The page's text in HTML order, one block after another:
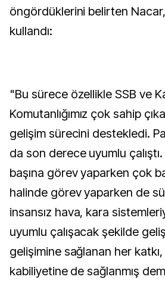
öngördüklerini belirten
kullandı:
"Bu sürece özellikle SSB ve
Komutanlığımız çok sahip
gelişim sürecini destekledi.
da son derece uyumlu
başına görev yaparken çok
halinde görev yaparken de
insansız hava, kara
uyumlu çalışacak şekilde
gelişimine sağlanan her katkı,
kabiliyetine de sağlanmış